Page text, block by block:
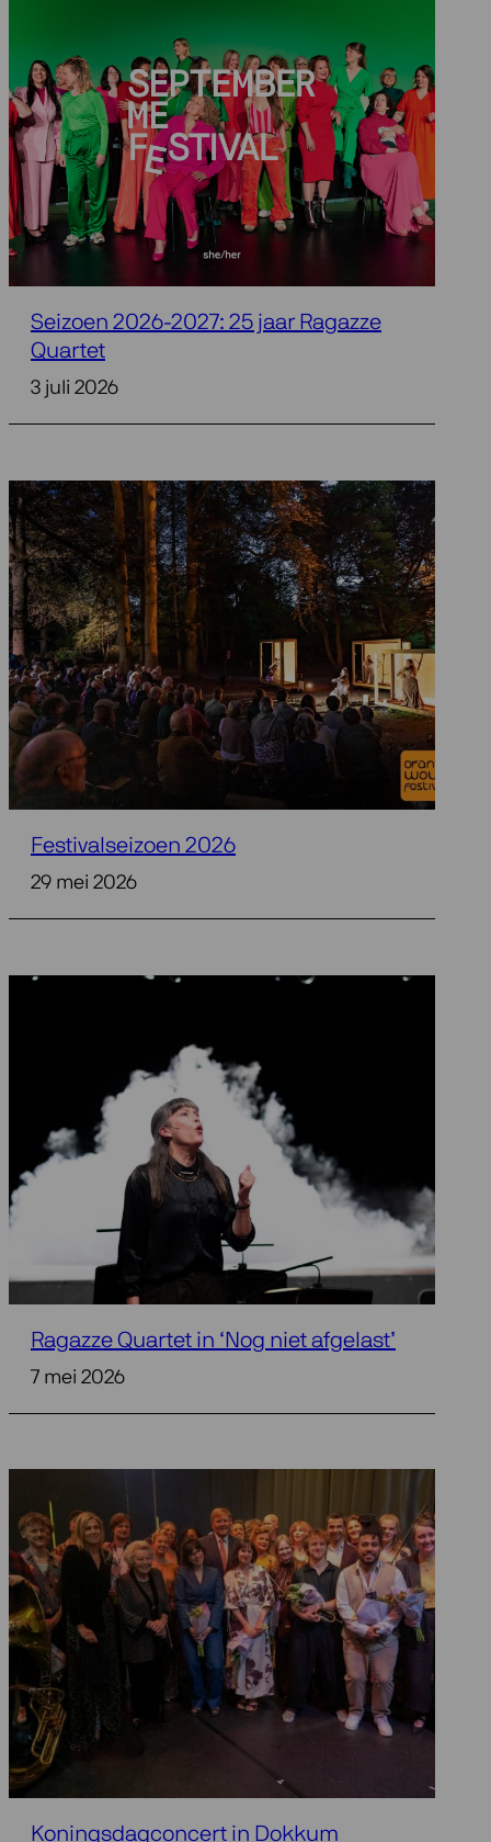
Seizoen 2026-2027: 25 jaar Ragazze
Quartet
3 juli 2026
Festivalseizoen 2026
29 mei 2026
Ragazze Quartet in ‘Nog niet afgelast’
7 mei 2026
Koningsdagconcert in Dokkum